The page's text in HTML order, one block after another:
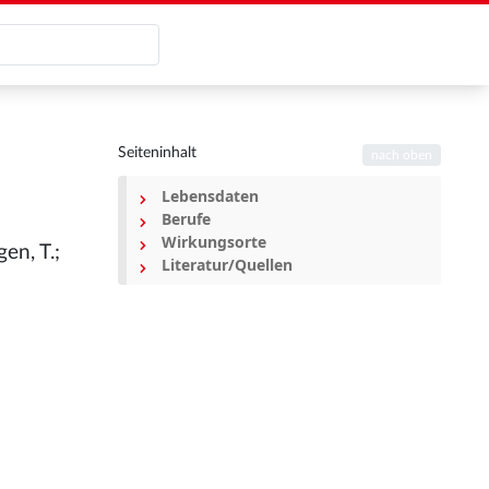
T.;
Seiteninhalt
Lebensdaten
Berufe
Wirkungsorte
Literatur/Quellen